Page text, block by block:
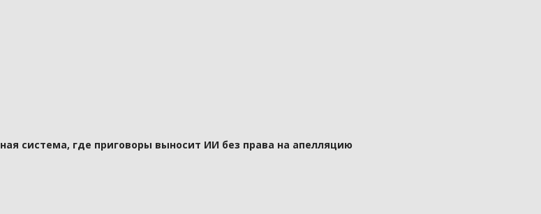
система, где приговоры выносит ИИ без права на апелляцию